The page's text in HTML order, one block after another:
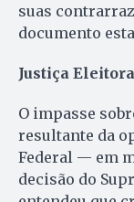
suas
documento
Justiça
O impasse
resultante da
Federal — em
decisão do